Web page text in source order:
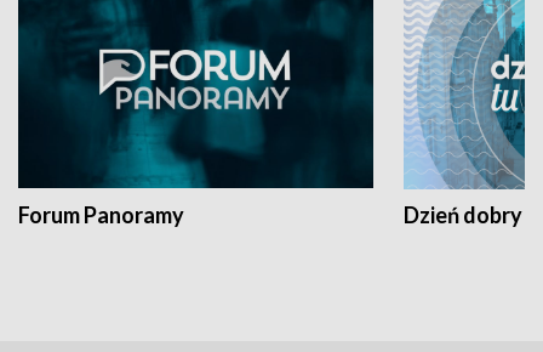
Forum Panoramy Dzień dobry